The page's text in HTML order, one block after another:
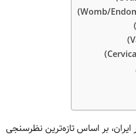
بر اساس تازه‌ترین نظرسنجی